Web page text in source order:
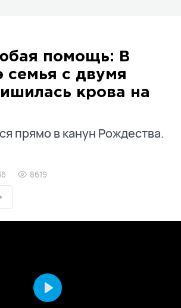
помощь: В
семья с двумя
крова на
прямо в канун Рождества.
8619
Play